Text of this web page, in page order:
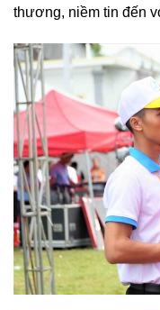
thương, niềm tin đến